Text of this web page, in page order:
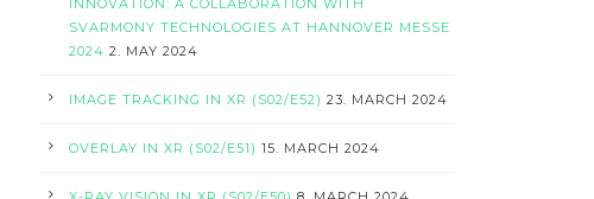
INNOVATION: A COLLABORATION WITH
SVARMONY TECHNOLOGIES AT HANNOVER MESSE
2024 2. MAY 2024
IMAGE TRACKING IN XR (S02/E52) 23. MARCH 2024
OVERLAY IN XR (S02/E51) 15. MARCH 2024